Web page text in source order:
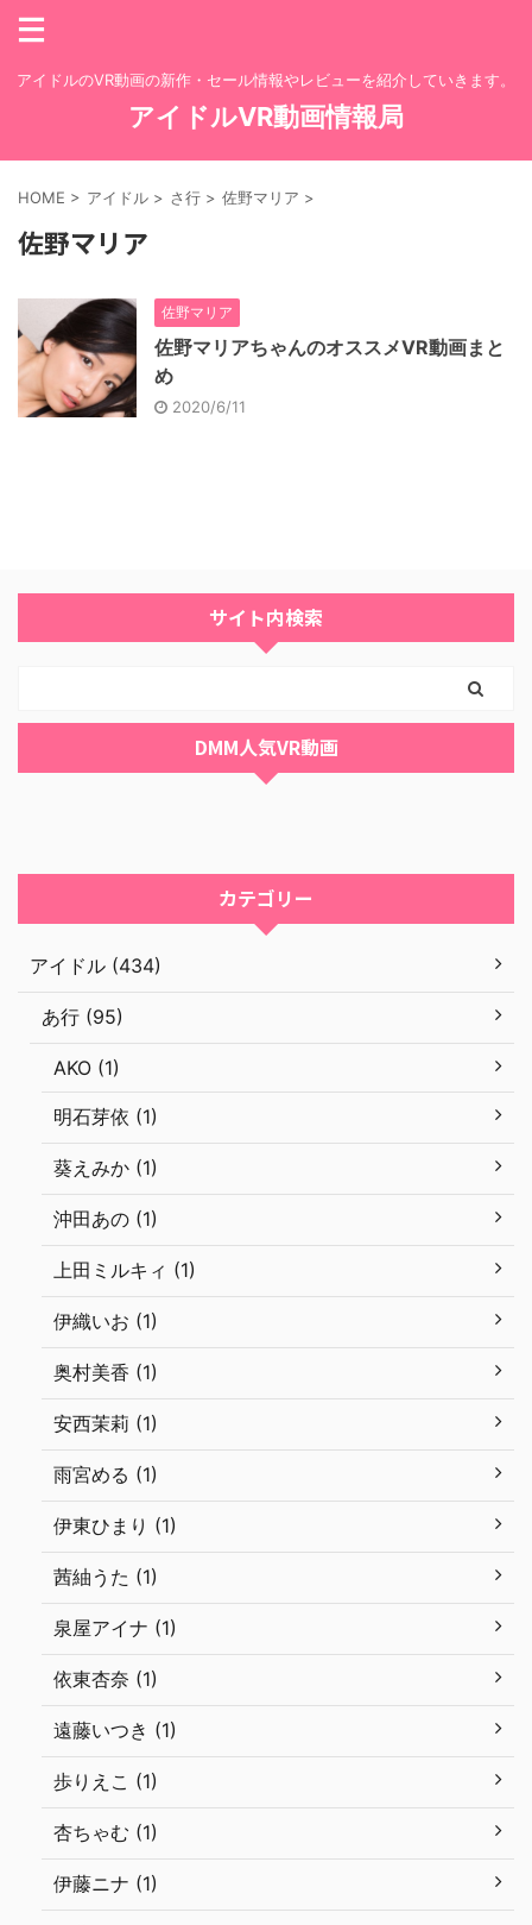
アイドルのVR動画の新作・セール情報やレビューを紹介していきます。
アイドルVR動画情報局
HOME > アイドル > さ行 > 佐野マリア >
佐野マリア
佐野マリア
佐野マリアちゃんのオススメVR動画まと
め
2020/6/11
サイト内検索
DMM人気VR動画
カテゴリー
アイドル (434)
あ行 (95)
AKO (1)
明石芽依 (1)
葵えみか (1)
沖田あの (1)
上田ミルキィ (1)
伊織いお (1)
奥村美香 (1)
安西茉莉 (1)
雨宮める (1)
伊東ひまり (1)
茜紬うた (1)
泉屋アイナ (1)
依東杏奈 (1)
遠藤いつき (1)
歩りえこ (1)
杏ちゃむ (1)
伊藤ニナ (1)